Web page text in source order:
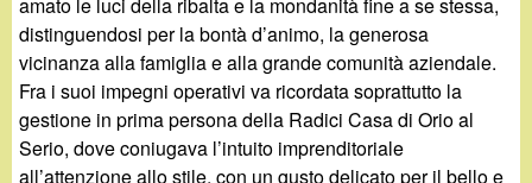
distinguendosi per la bontà d’animo, la generosa
vicinanza alla famiglia e alla grande comunità aziendale.
Fra i suoi impegni operativi va ricordata soprattutto la
gestione in prima persona della Radici Casa di Orio al
Serio, dove coniugava l’intuito imprenditoriale
all’attenzione allo stile, con un gusto delicato per il bello e